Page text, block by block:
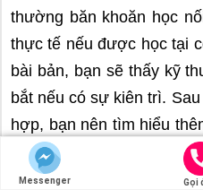
thường băn khoăn học
thực tế nếu được học tại
bài bản, bạn sẽ thấy kỹ
bắt nếu có sự kiên trì.
hợp, bạn nên tìm hiểu
thức cấp tốc cho học nối
giải đáp ở phần dưới đây.
Messenger Gọi